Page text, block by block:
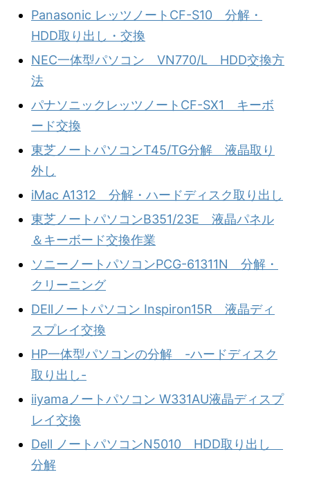
Panasonic レッツノートCF-S10 分解・
HDD取り出し・交換
NEC一体型パソコン VN770/L HDD交換方
法
パナソニックレッツノートCF-SX1 キーボ
ード交換
東芝ノートパソコンT45/TG分解 液晶取り
外し
iMac A1312 分解・ハードディスク取り出し
東芝ノートパソコンB351/23E 液晶パネル
＆キーボード交換作業
ソニーノートパソコンPCG-61311N 分解・
クリーニング
DEllノートパソコン Inspiron15R 液晶ディ
スプレイ交換
HP一体型パソコンの分解 -ハードディスク
取り出し-
iiyamaノートパソコン W331AU液晶ディスプ
レイ交換
Dell ノートパソコンN5010 HDD取り出し
分解